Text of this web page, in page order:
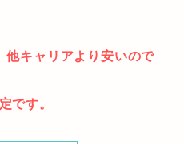
他キャリアより安いので
です。